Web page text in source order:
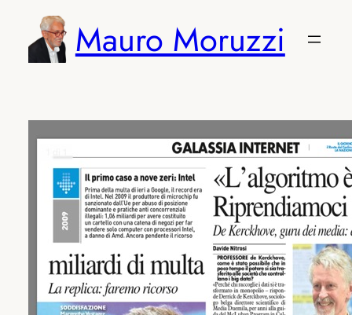
contenuto
Mauro Moruzzi